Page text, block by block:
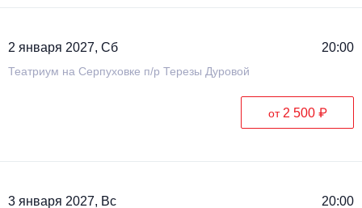
2 января 2027, Сб 20:00
Театриум на Серпуховке п/р Терезы Дуровой
от 2 500 ₽
3 января 2027, Вс 20:00